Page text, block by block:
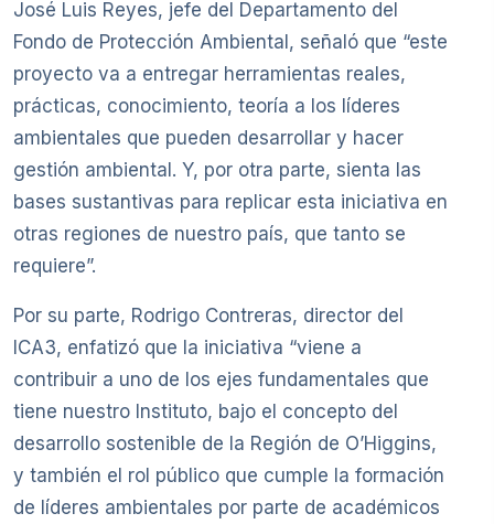
José Luis Reyes, jefe del Departamento del
Fondo de Protección Ambiental, señaló que “este
proyecto va a entregar herramientas reales,
prácticas, conocimiento, teoría a los líderes
ambientales que pueden desarrollar y hacer
gestión ambiental. Y, por otra parte, sienta las
bases sustantivas para replicar esta iniciativa en
otras regiones de nuestro país, que tanto se
requiere”.
Por su parte, Rodrigo Contreras, director del
ICA3, enfatizó que la iniciativa “viene a
contribuir a uno de los ejes fundamentales que
tiene nuestro Instituto, bajo el concepto del
desarrollo sostenible de la Región de O’Higgins,
y también el rol público que cumple la formación
de líderes ambientales por parte de académicos